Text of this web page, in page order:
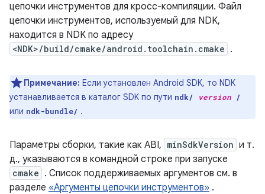
цепочки инструментов для кросс-компиляции. Файл
цепочки инструментов, используемый для NDK,
находится в NDK по адресу
<NDK>/build/cmake/android.toolchain.cmake .
Примечание: Если установлен Android SDK, то NDK
устанавливается в каталог SDK по пути ndk/ version /
или ndk-bundle/ .
Параметры сборки, такие как ABI, minSdkVersion и т.
д., указываются в командной строке при запуске
cmake . Список поддерживаемых аргументов см. в
разделе «Аргументы цепочки инструментов» .